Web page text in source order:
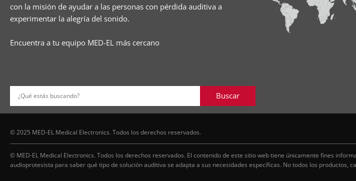
con la misión de ayudar a las personas con pérdida auditiva a
experimentar la alegría del sonido.
Encuentra a tu equipo MED-EL más cercano
¿Qué estás buscando? Buscar
© 2025 MED-EL Medical Electronics. Todos los derechos reservados.
© MED-EL Medical Electronics. Todos los derechos reservados. El contenido de este sitio web tiene únicamente fines
audioprotesista para saber qué tipo de solución auditiva se adapta a sus necesidades específicas. No todos los productos,